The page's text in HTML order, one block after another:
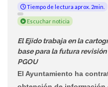
Tiempo de lectura aprox. 2min.
Escuchar noticia
El Ejido trabaja en la
base para la futura
PGOU
El Ayuntamiento ha